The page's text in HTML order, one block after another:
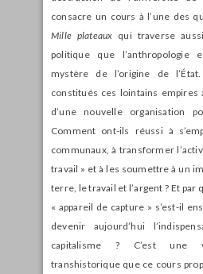
consacre un cours à l’une des
Mille plateaux qui traverse
politique que l’anthropologie
mystère de l’origine de
constitués ces lointains empires
d’une nouvelle organisation
Comment ont-ils réussi à
communaux, à transformer
travail » et à les soumettre à un
terre, le travail et l’argent ? Et par
« appareil de capture » s’est-il
devenir aujourd’hui
capitalisme ? C’est une
transhistorique que ce cours